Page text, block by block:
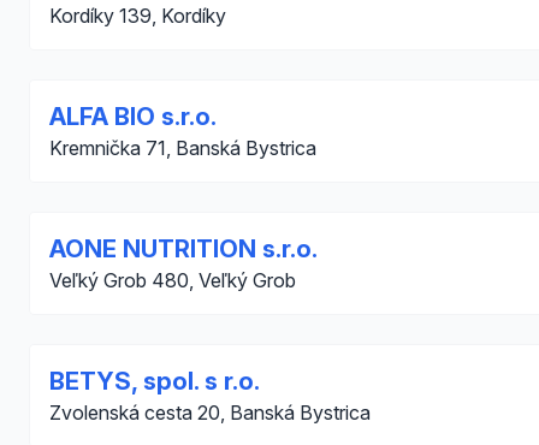
Kordíky 139, Kordíky
ALFA BIO s.r.o.
Kremnička 71, Banská Bystrica
AONE NUTRITION s.r.o.
Veľký Grob 480, Veľký Grob
BETYS, spol. s r.o.
Zvolenská cesta 20, Banská Bystrica